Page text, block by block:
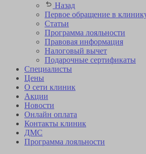
Назад
Первое обращение в
Статьи
Программа лояльности
Правовая информация
Налоговый вычет
Подарочные сертификаты
Специалисты
Цены
О сети клиник
Акции
Новости
Онлайн оплата
Контакты клиник
ДМС
Программа лояльности